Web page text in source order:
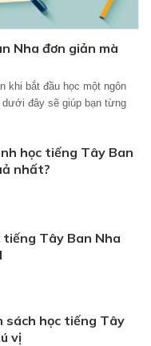
Nha đơn giản mà
khi bắt đầu học một ngôn
đây sẽ giúp bạn từng
học tiếng Tây Ban
nhất?
tiếng Tây Ban Nha
sách học tiếng Tây
vị